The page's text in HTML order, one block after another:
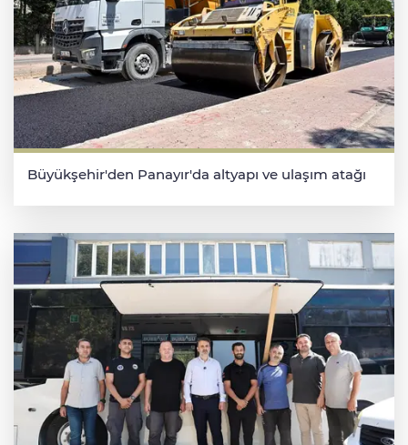
Büyükşehir'den Panayır'da altyapı ve ulaşım atağı